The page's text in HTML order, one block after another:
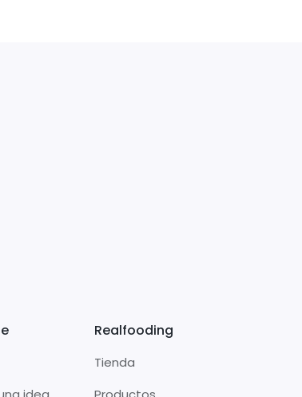
Realfooding
Tienda